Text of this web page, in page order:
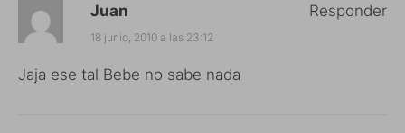
Juan
18 junio, 2010 a las 23:12
Jaja ese tal Bebe no sabe nada
Responder